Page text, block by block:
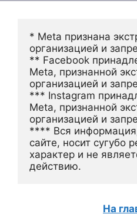
* Meta признана
организацией и
** Facebook
Meta, признанной
организацией и
*** Instagram
Meta, признанной
организацией и
**** Вся
сайте, носит сугубо
характер и не
действию.
На